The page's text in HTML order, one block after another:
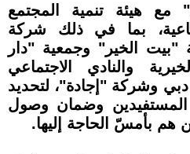
مع هيئة تنمية المجتمع
بما في ذلك شركة
الخير" وجمعية "دار
والنادي الاجتماعي
وشركة "إجادة"، لتحديد
المستفيدين وضمان وصول
هم بأمسّ الحاجة إليها.